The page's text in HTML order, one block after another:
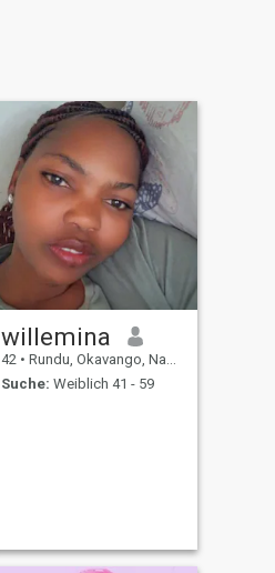
willemina
42 • Rundu, Okavango, Namibia
Suche: Weiblich 41 - 59